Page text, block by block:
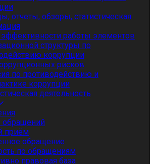
отчеты, обзоры, статистическая
работы элементов
структуры по
коррупции
рисков
по противодействию и
коррупции
деятельность
приём
обращение
по обращениям
правовая база